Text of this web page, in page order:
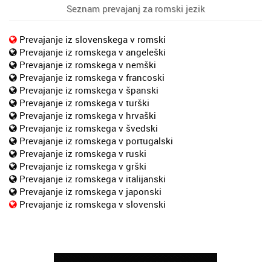
Seznam prevajanj za romski jezik
Prevajanje iz slovenskega v romski
Prevajanje iz romskega v angeleški
Prevajanje iz romskega v nemški
Prevajanje iz romskega v francoski
Prevajanje iz romskega v španski
Prevajanje iz romskega v turški
Prevajanje iz romskega v hrvaški
Prevajanje iz romskega v švedski
Prevajanje iz romskega v portugalski
Prevajanje iz romskega v ruski
Prevajanje iz romskega v grški
Prevajanje iz romskega v italijanski
Prevajanje iz romskega v japonski
Prevajanje iz romskega v slovenski